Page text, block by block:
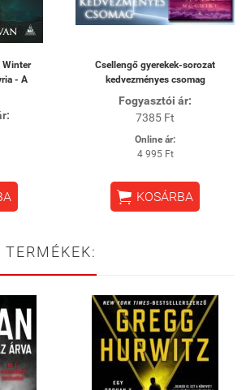
Winter
- A
Csellengő gyerekek-sorozat
kedvezményes csomag
Fogyasztói ár:
7385 Ft
Online ár:
4 995 Ft
 KOSÁRBA
TERMÉKEK: